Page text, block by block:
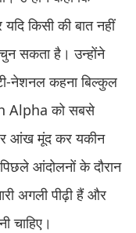
किसी की बात नहीं
सकता है। उन्होंने
नेशनल कहना बिल्कुल
Alpha को सबसे
पर आंख मूंद कर यकीन
आंदोलनों के दौरान
अगली पीढ़ी हैं और
चाहिए।